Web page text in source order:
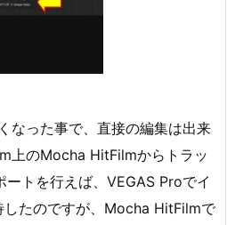
なった事で、直接の編集は出来
上のMocha HitFilmからトラッ
トを行えば、VEGAS Proでイ
たのですが、Mocha HitFilmで